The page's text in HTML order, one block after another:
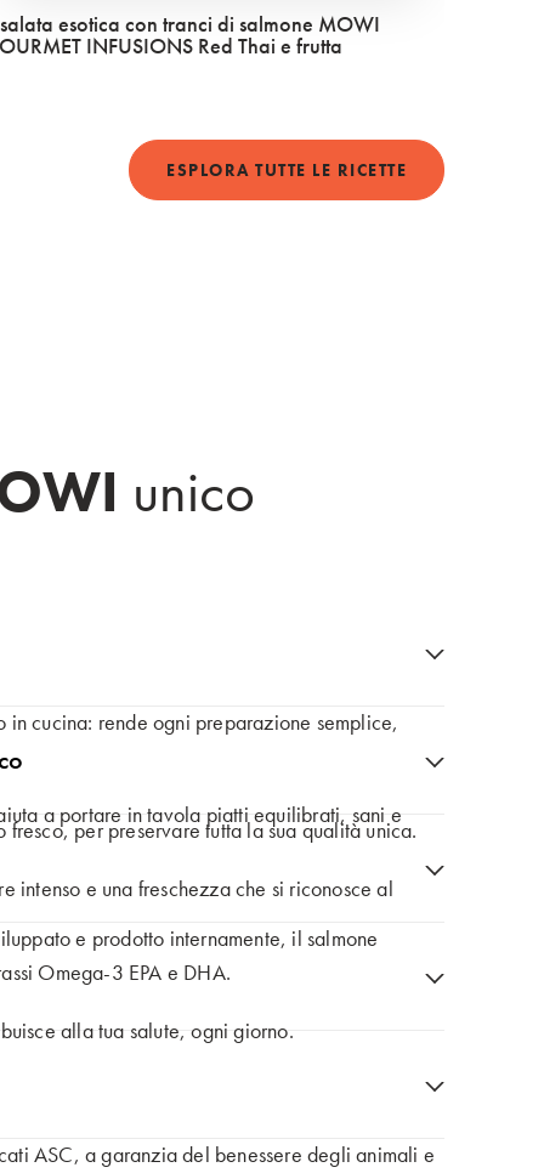
Popup close button
esotica con tranci di salmone MOWI
INFUSIONS Red Thai e frutta
ESPLORA TUTTE LE RICETTE
unico
cucina: rende ogni preparazione semplice,
a portare in tavola piatti equilibrati, sani e
per preservare tutta la sua qualità unica.
intenso e una freschezza che si riconosce al
e prodotto internamente, il salmone
Omega-3 EPA e DHA.
alla tua salute, ogni giorno.
un futuro più sostenibile.
è una parte fondamentale del nostro
ASC, a garanzia del benessere degli animali e